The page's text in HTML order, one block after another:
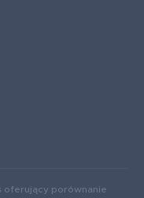
oferujący porównanie